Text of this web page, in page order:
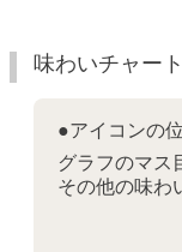
味わいチャート
●アイコンの
グラフのマス
その他の味わ